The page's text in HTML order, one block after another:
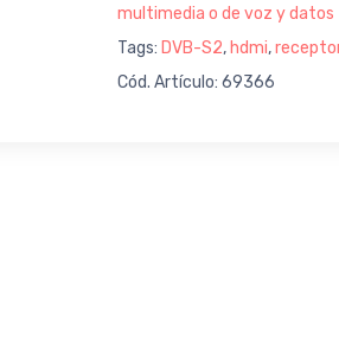
multimedia o de voz y datos
Tags: DVB-S2, hdmi,
Cód. Artículo: 69366